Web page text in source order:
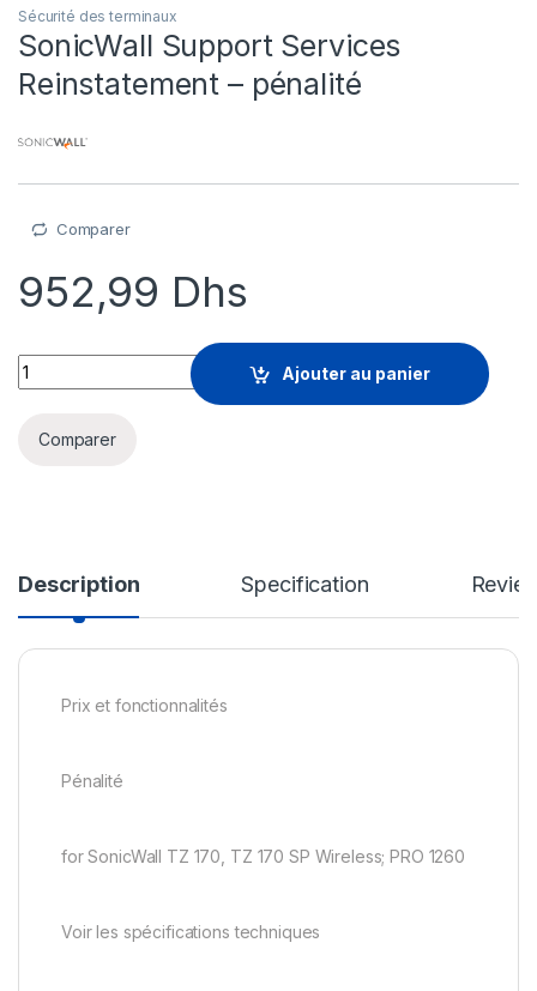
Sécurité des terminaux
SonicWall Support Services
Reinstatement – pénalité
Comparer
952,99 Dhs
SonicWall Support Services Reinstatement - pénalité
Ajouter au panier
Comparer
Description Specification
Prix et fonctionnalités
Pénalité
for SonicWall TZ 170, TZ 170 SP Wireless; PRO 1260
Voir les spécifications techniques